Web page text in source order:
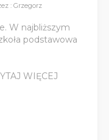
: Grzegorz
W najbliższym
podstawowa
WIĘCEJ